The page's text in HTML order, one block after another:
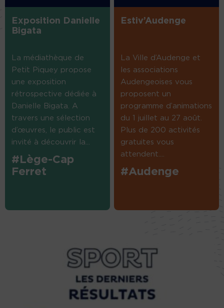
Exposition Danielle
Bigata
La médiathèque de
Petit Piquey propose
une exposition
rétrospective dédiée à
Danielle Bigata. A
travers une sélection
d’œuvres, le public est
invité à découvrir la...
#Lège-Cap
Ferret
Estiv’Audenge
La Ville d’Audenge et
les associations
Audengeoises vous
proposent un
programme d’animations
du 1 juillet au 27 août.
Plus de 200 activités
gratuites vous
attendent....
#Audenge